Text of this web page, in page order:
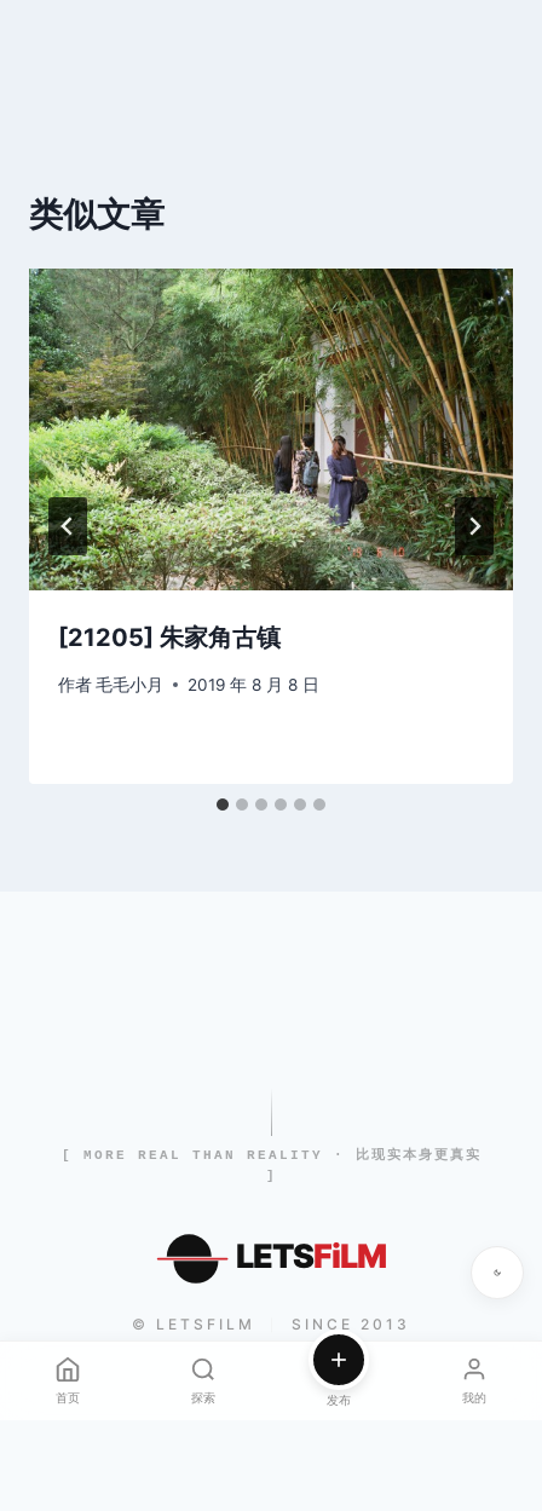
类似文章
[21205] 朱家角古镇
作者毛毛小月 2019 年 8 月 8 日
[ MORE REAL THAN REALITY · 比现实本身更真实
]
LETSFiLM
© LETSFILM SINCE 2013
首页 探索 发布 我的